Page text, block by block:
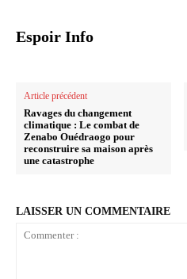
Espoir Info
Article précédent
Ravages du changement
climatique : Le combat de
Zenabo Ouédraogo pour
reconstruire sa maison après
une catastrophe
LAISSER UN COMMENTAIRE